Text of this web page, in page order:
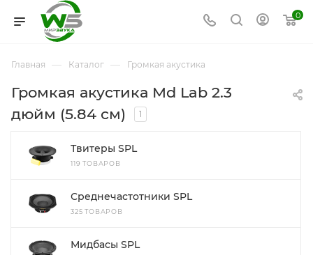
0
Главная — Каталог — Громкая акустика
Громкая акустика Md Lab 2.3
дюйм (5.84 см)
1
Твитеры SPL
119 ТОВАРОВ
Среднечастотники SPL
325 ТОВАРОВ
Мидбасы SPL